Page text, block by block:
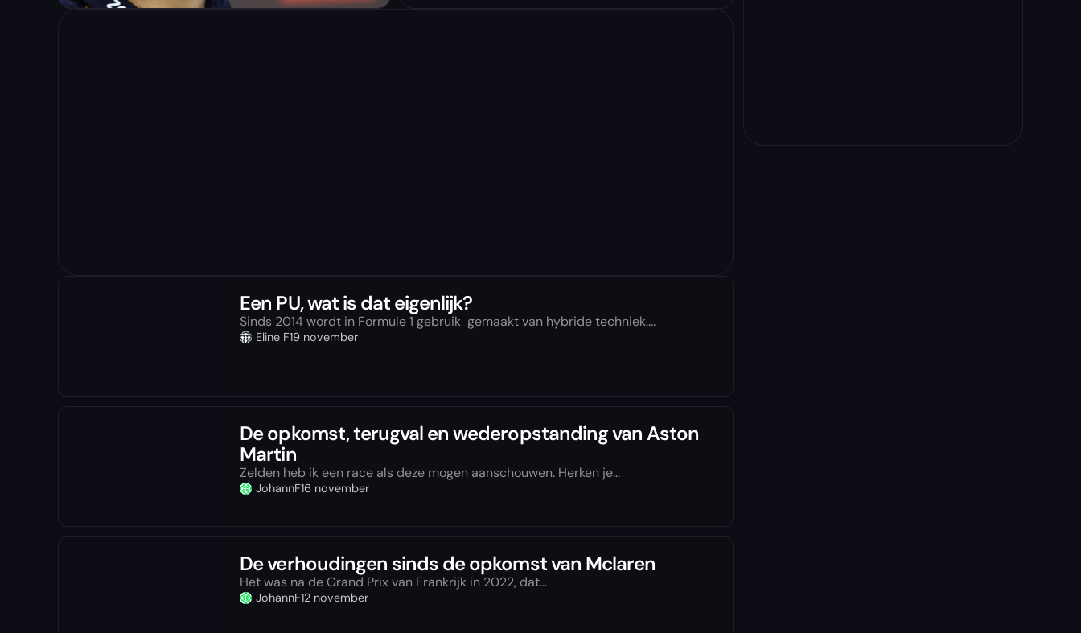
Een PU, wat is dat eigenlijk?
Sinds 2014 wordt in Formule 1 gebruik gemaakt van hybride techniek....
Eline F19 november
De opkomst, terugval en wederopstanding van Aston
Martin
Zelden heb ik een race als deze mogen aanschouwen. Herken je...
JohannF16 november
De verhoudingen sinds de opkomst van Mclaren
Het was na de Grand Prix van Frankrijk in 2022, dat...
JohannF12 november